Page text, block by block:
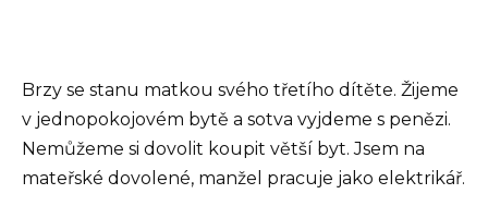
Brzy se stanu matkou svého třetího dítěte. Žijeme
v jednopokojovém bytě a sotva vyjdeme s penězi.
Nemůžeme si dovolit koupit větší byt. Jsem na
mateřské dovolené, manžel pracuje jako elektrikář.